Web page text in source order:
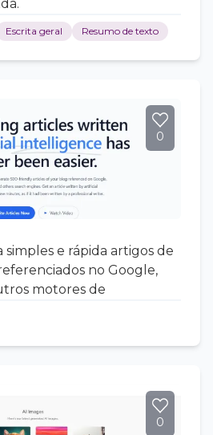
Escrita geral Resumo de texto
0
e rápida artigos de
no Google,
motores de
0